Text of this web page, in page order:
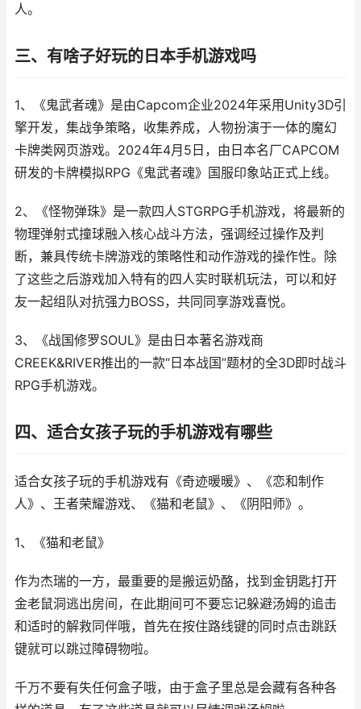
人。
三、有啥子好玩的日本手机游戏吗
1、《鬼武者魂》是由Capcom企业2024年采用Unity3D引
擎开发，集战争策略，收集养成，人物扮演于一体的魔幻
卡牌类网页游戏。2024年4月5日，由日本名厂CAPCOM
研发的卡牌模拟RPG《鬼武者魂》国服印象站正式上线。
2、《怪物弹珠》是一款四人STGRPG手机游戏，将最新的
物理弹射式撞球融入核心战斗方法，强调经过操作及判
断，兼具传统卡牌游戏的策略性和动作游戏的操作性。除
了这些之后游戏加入特有的四人实时联机玩法，可以和好
友一起组队对抗强力BOSS，共同同享游戏喜悦。
3、《战国修罗SOUL》是由日本著名游戏商
CREEK&RIVER推出的一款“日本战国”题材的全3D即时战斗
RPG手机游戏。
四、适合女孩子玩的手机游戏有哪些
适合女孩子玩的手机游戏有《奇迹暖暖》、《恋和制作
人》、王者荣耀游戏、《猫和老鼠》、《阴阳师》。
1、《猫和老鼠》
作为杰瑞的一方，最重要的是搬运奶酪，找到金钥匙打开
金老鼠洞逃出房间，在此期间可不要忘记躲避汤姆的追击
和适时的解救同伴哦，首先在按住路线键的同时点击跳跃
键就可以跳过障碍物啦。
千万不要有失任何盒子哦，由于盒子里总是会藏有各种各